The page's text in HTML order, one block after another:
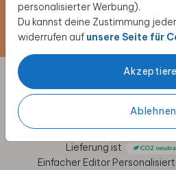
personalisierter Werbung).
Du kannst deine Zustimmung
widerrufen auf unsere Seite für
Ablehnen
Lieferung ist
Einfacher Editor